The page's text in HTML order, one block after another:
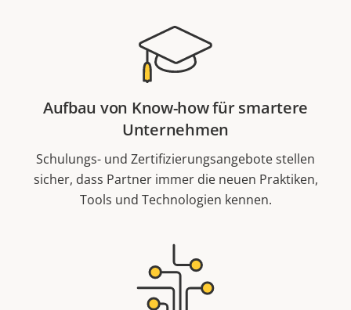
Aufbau von Know-how für smartere
Unternehmen
Schulungs- und Zertifizierungsangebote stellen
sicher, dass Partner immer die neuen Praktiken,
Tools und Technologien kennen.